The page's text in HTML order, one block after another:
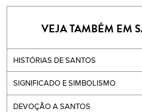
VEJA TAMBÉM EM
HISTÓRIAS DE SANTOS
SIGNIFICADO E SIMBOLISMO
DEVOÇÃO A SANTOS